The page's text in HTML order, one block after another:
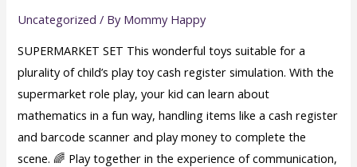
Uncategorized / By Mommy Happy
SUPERMARKET SET This wonderful toys suitable for a
plurality of child’s play toy cash register simulation. With the
supermarket role play, your kid can learn about
mathematics in a fun way, handling items like a cash register
and barcode scanner and play money to complete the
scene. 🌈 Play together in the experience of communication,